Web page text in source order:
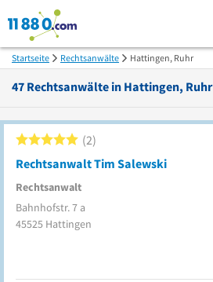
Startseite Rechtsanwälte Hattingen, Ruhr
47 Rechtsanwälte in Hattingen, Ruhr
Rechtsanwalt Tim Salewski
Rechtsanwalt
2
Bahnhofstr. 7 a
45525 Hattingen